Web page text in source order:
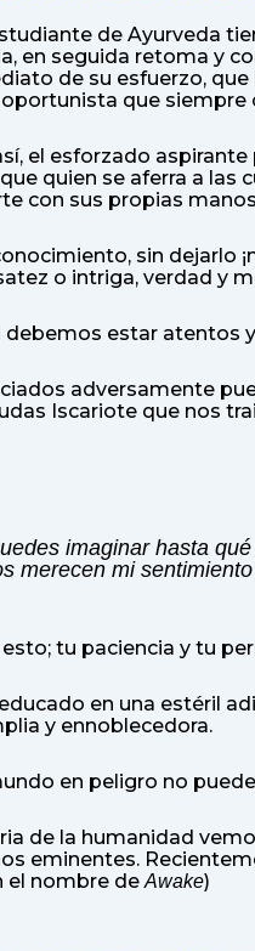
de Ayurveda
en seguida retoma y
de su esfuerzo,
que siempre
el esforzado
quien se aferra a las
con sus propias
sin dejarlo
o intriga, verdad y
debemos estar atentos
adversamente
Iscariote que nos
imaginar hasta
merecen mi
tu paciencia y tu
en una estéril
y ennoblecedora.
en peligro no
de la humanidad
eminentes.
el nombre de Awake)